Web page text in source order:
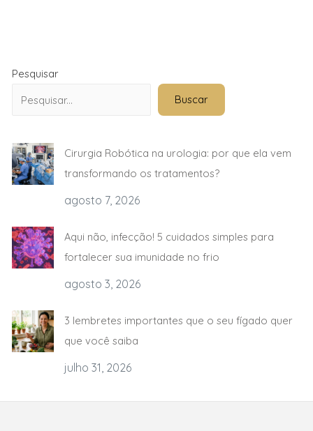
Pesquisar
Buscar
Cirurgia Robótica na urologia: por que ela vem
transformando os tratamentos?
agosto 7, 2026
Aqui não, infecção! 5 cuidados simples para
fortalecer sua imunidade no frio
agosto 3, 2026
3 lembretes importantes que o seu fígado quer
que você saiba
julho 31, 2026